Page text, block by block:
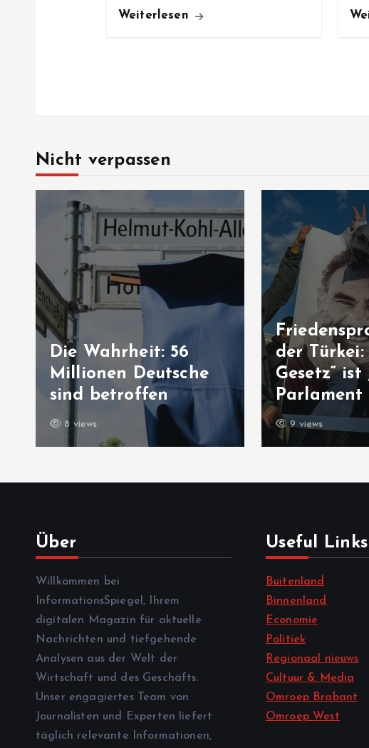
Weiterlesen
Nicht verpassen
Die Wahrheit: 56
Millionen Deutsche
sind betroffen
8 views
der Türkei:
Gesetz“
Parlament
9 views
Über
Willkommen bei
InformationsSpiegel, Ihrem
digitalen Magazin für aktuelle
Nachrichten und tiefgehende
Analysen aus der Welt der
Wirtschaft und des Geschäfts.
Unser engagiertes Team von
Journalisten und Experten liefert
täglich relevante Informationen,
Useful Links
Buitenland
Binnenland
Economie
Politiek
Regionaal nieuws
Cultuur & Media
Omroep Brabant
Omroep West